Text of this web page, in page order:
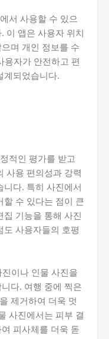
서 사용할 수 있으
이 앱은 사용자 위치
며 개인 정보를 수
용자가 안전하고 편
계되었습니다.
적인 평가를 받고
사용 편의성과 강력
다. 특히 사진에서
할 수 있다는 점이 큰
기능을 통해 사진
사용자들의 호평
이나 인물 사진을
다. 여행 중에 찍은
제거하여 더욱 멋
사진에서는 피부 결
피사체를 더욱 돋